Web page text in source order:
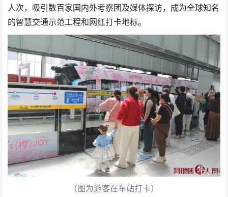
人次，吸引数百家国内外考察团及媒体探访，成为全球知名
的智慧交通示范工程和网红打卡地标。
（图为游客在车站打卡）